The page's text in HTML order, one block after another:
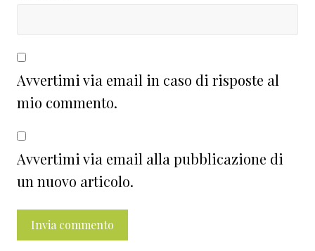
Avvertimi via email in caso di risposte al
mio commento.
Avvertimi via email alla pubblicazione di
un nuovo articolo.